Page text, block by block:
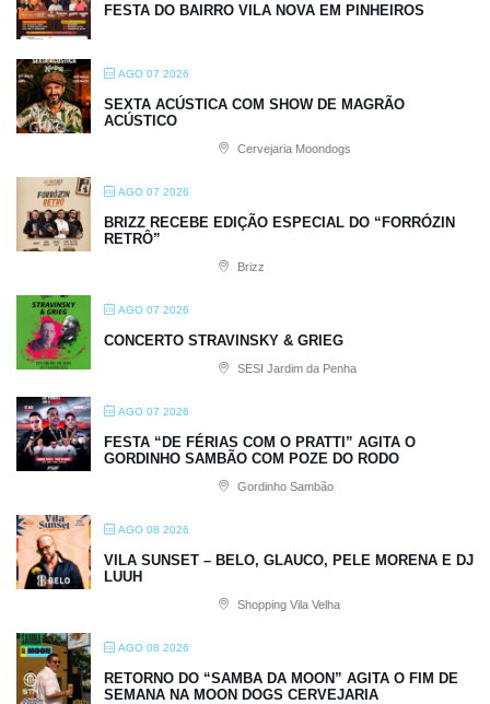
FESTA DO BAIRRO VILA NOVA EM PINHEIROS
AGO 07 2026
SEXTA ACÚSTICA COM SHOW DE MAGRÃO
ACÚSTICO
Cervejaria Moondogs
AGO 07 2026
BRIZZ RECEBE EDIÇÃO ESPECIAL DO “FORRÓZIN
RETRÔ”
Brizz
AGO 07 2026
CONCERTO STRAVINSKY & GRIEG
SESI Jardim da Penha
AGO 07 2026
FESTA “DE FÉRIAS COM O PRATTI” AGITA O
GORDINHO SAMBÃO COM POZE DO RODO
Gordinho Sambão
AGO 08 2026
VILA SUNSET – BELO, GLAUCO, PELE MORENA E DJ
LUUH
Shopping Vila Velha
AGO 08 2026
RETORNO DO “SAMBA DA MOON” AGITA O FIM DE
SEMANA NA MOON DOGS CERVEJARIA